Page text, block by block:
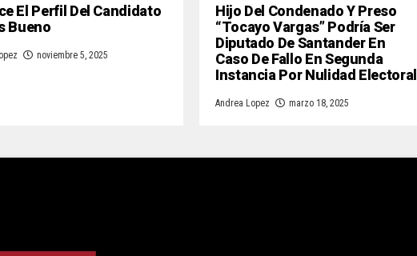
El Perfil Del Candidato
Bueno
noviembre 5, 2025
Hijo Del Condenado Y Preso
“Tocayo Vargas” Podría Ser
Diputado De Santander En
Caso De Fallo En Segunda
Instancia Por Nulidad Electoral
Andrea Lopez marzo 18, 2025